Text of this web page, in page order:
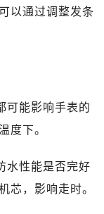
以通过调整发条
可能影响手表的
度下。
水性能是否完好
芯，影响走时。